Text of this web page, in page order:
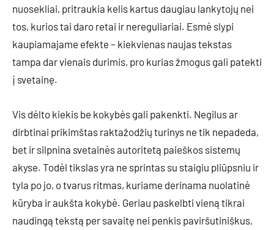
nuosekliai, pritraukia kelis kartus daugiau lankytojų nei
tos, kurios tai daro retai ir nereguliariai. Esmė slypi
kaupiamajame efekte – kiekvienas naujas tekstas
tampa dar vienais durimis, pro kurias žmogus gali patekti
į svetainę.
Vis dėlto kiekis be kokybės gali pakenkti. Negilus ar
dirbtinai prikimštas raktažodžių turinys ne tik nepadeda,
bet ir silpnina svetainės autoritetą paieškos sistemų
akyse. Todėl tikslas yra ne sprintas su staigiu pliūpsniu ir
tyla po jo, o tvarus ritmas, kuriame derinama nuolatinė
kūryba ir aukšta kokybė. Geriau paskelbti vieną tikrai
naudingą tekstą per savaitę nei penkis paviršutiniškus,